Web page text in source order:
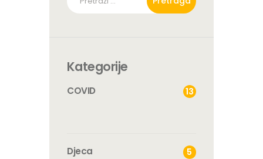
Kategorije
COVID 13
Djeca 5